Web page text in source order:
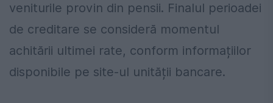
veniturile provin din pensii. Finalul perioadei
de creditare se consideră momentul
achitării ultimei rate, conform informațiilor
disponibile pe site-ul unității bancare.